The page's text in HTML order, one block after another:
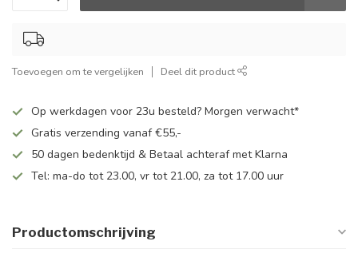
Toevoegen om te vergelijken Deel dit product
Op werkdagen voor 23u besteld? Morgen verwacht*
Gratis verzending vanaf €55,-
50 dagen bedenktijd & Betaal achteraf met Klarna
Tel: ma-do tot 23.00, vr tot 21.00, za tot 17.00 uur
Productomschrijving